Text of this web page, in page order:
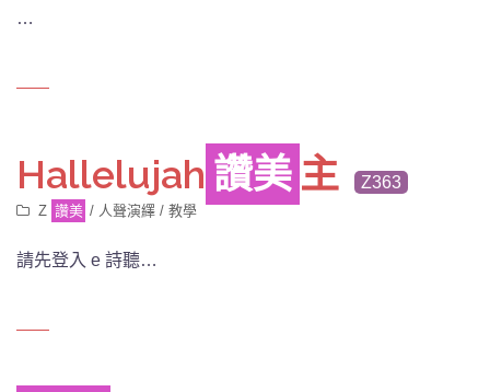
…
Hallelujah 讚美 主 Z363
Z 讚美 / 人聲演繹 /教學
請先登入 e 詩聽…